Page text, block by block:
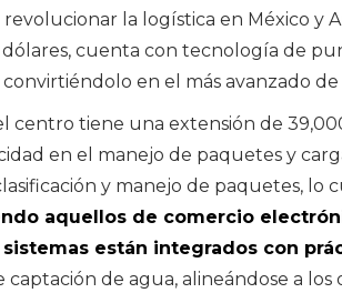
la logística en México y
dólares, cuenta con tecnología de
convirtiéndolo en el más avanzado
centro tiene una extensión de
en el manejo de paquetes y
y manejo de paquetes, lo
aquellos de comercio
están integrados con
captación de agua, alineándose a
ACTUALIDAD
La brecha salarial
persiste en el Ibex 35:
los máximos
directivos multiplican